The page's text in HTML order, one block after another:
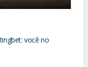
você no